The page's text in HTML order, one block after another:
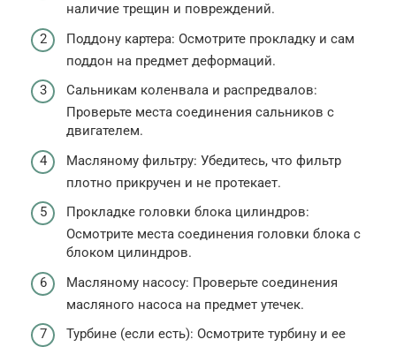
наличие трещин и повреждений.
Поддону картера: Осмотрите прокладку и сам
поддон на предмет деформаций.
Сальникам коленвала и распредвалов:
Проверьте места соединения сальников с
двигателем.
Масляному фильтру: Убедитесь, что фильтр
плотно прикручен и не протекает.
Прокладке головки блока цилиндров:
Осмотрите места соединения головки блока с
блоком цилиндров.
Масляному насосу: Проверьте соединения
масляного насоса на предмет утечек.
Турбине (если есть): Осмотрите турбину и ее